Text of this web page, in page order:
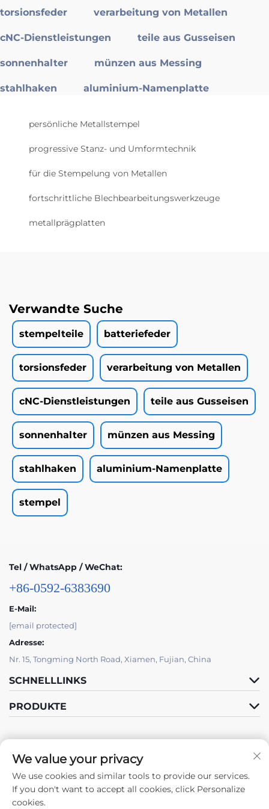
torsionsfeder verarbeitung von Metallen
cNC-Dienstleistungen teile aus Gusseisen
sonnenhalter münzen aus Messing
stahlhaken aluminium-Namenplatte
persönliche Metallstempel
progressive Stanz- und Umformtechnik
für die Stempelung von Metallen
fortschrittliche Blechbearbeitungswerkzeuge
metallprägplatten
Verwandte Suche
stempelteile batteriefeder
torsionsfeder verarbeitung von Metallen
cNC-Dienstleistungen teile aus Gusseisen
sonnenhalter münzen aus Messing
stahlhaken aluminium-Namenplatte
stempel
Tel / WhatsApp / WeChat:
+86-0592-6383690
E-Mail:
[email protected]
Adresse:
Nr. 15, Tongming North Road, Xiamen, Fujian, China
SCHNELLLINKS
PRODUKTE
Folge Uns
We value your privacy
We use cookies and similar tools to provide our services.
If you don't want to accept all cookies, click Personalize
cookies.